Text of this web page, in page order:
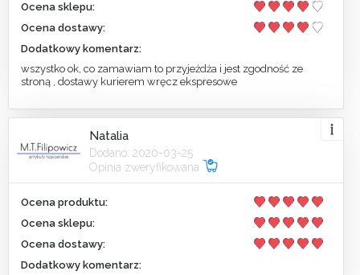
Ocena sklepu:
Ocena dostawy:
Dodatkowy komentarz:
wszystko ok, co zamawiam to przyjeżdża i jest zgodność ze
stroną , dostawy kurierem wręcz ekspresowe
Natalia
Dodano: 2020-03-25
Opinia zweryfikowana
Ocena produktu:
Ocena sklepu:
Ocena dostawy:
Dodatkowy komentarz: